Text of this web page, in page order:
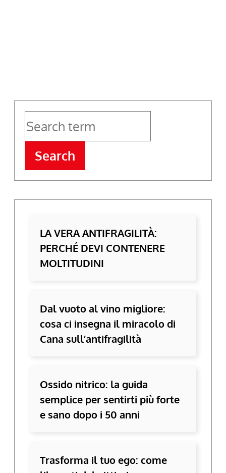
Search
LA VERA ANTIFRAGILITÀ:
PERCHÉ DEVI CONTENERE
MOLTITUDINI
Dal vuoto al vino migliore:
cosa ci insegna il miracolo di
Cana sull’antifragilità
Ossido nitrico: la guida
semplice per sentirti più forte
e sano dopo i 50 anni
Trasforma il tuo ego: come